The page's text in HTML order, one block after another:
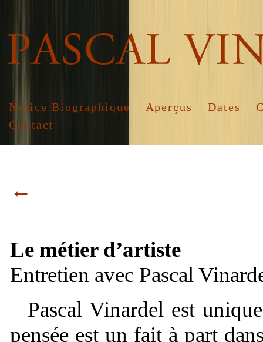
Notice Biographique Aperçus Dates
Contact
←
Le métier d’artiste
Entretien avec Pascal
Pascal Vinardel est
pensée est un fait à part